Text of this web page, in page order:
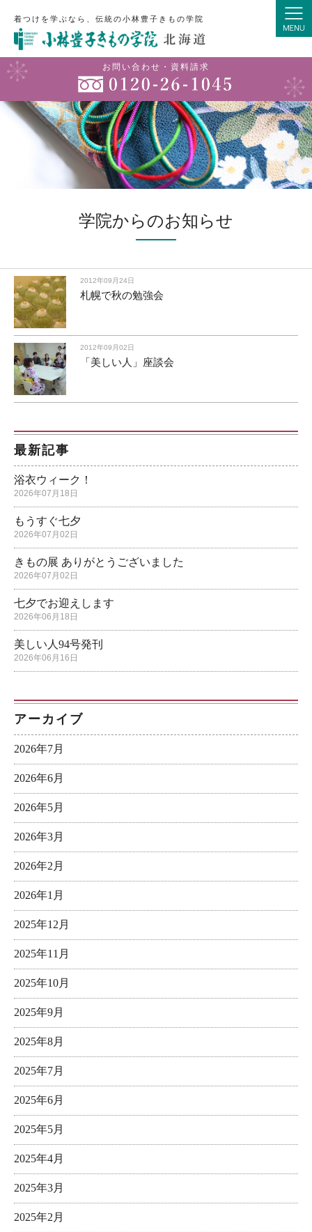
着つけを学ぶなら、伝統の小林豊子きもの学院
お問い合わせ・資料請求
学院からのお知らせ
2012年09月24日
札幌で秋の勉強会
2012年09月02日
「美しい人」座談会
最新記事
浴衣ウィーク！
2026年07月18日
もうすぐ七夕
2026年07月02日
きもの展 ありがとうございました
2026年07月02日
七夕でお迎えします
2026年06月18日
美しい人94号発刊
2026年06月16日
アーカイブ
2026年7月
2026年6月
2026年5月
2026年3月
2026年2月
2026年1月
2025年12月
2025年11月
2025年10月
2025年9月
2025年8月
2025年7月
2025年6月
2025年5月
2025年4月
2025年3月
2025年2月